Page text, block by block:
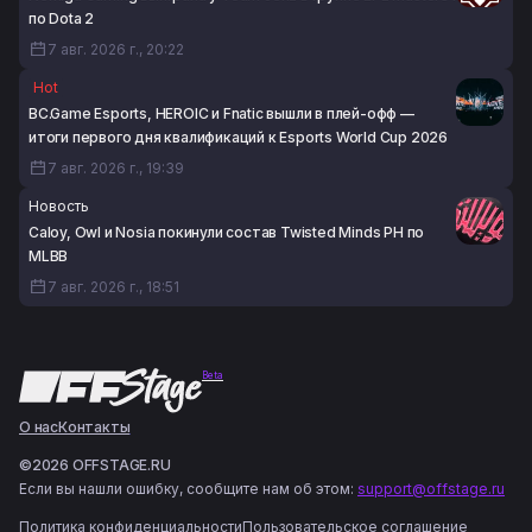
по Dota 2
7 авг. 2026 г., 20:22
Hot
BC.Game Esports, HEROIC и Fnatic вышли в плей-офф —
итоги первого дня квалификаций к Esports World Cup 2026
7 авг. 2026 г., 19:39
Новость
Caloy, Owl и Nosia покинули состав Twisted Minds PH по
MLBB
7 авг. 2026 г., 18:51
Beta
О насКонтакты
©2026 OFFSTAGE.RU
Если вы нашли ошибку, сообщите нам об этом: support@offstage.ru
Политика конфиденциальностиПользовательское соглашение